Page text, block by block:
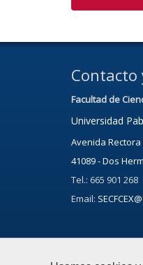
Contacto
Facultad de
Universidad
Avenida
41089 - Dos
Tel.: 665 901 268
Email: